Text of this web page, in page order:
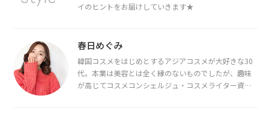
イのヒントをお届けしていきます★
春日めぐみ
韓国コスメをはじめとするアジアコスメが大好きな30
代。本業は美容とは全く縁のないものでしたが、趣味
が高じてコスメコンシェルジュ・コスメライター資格